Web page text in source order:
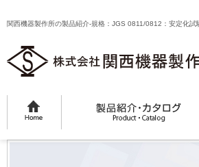
関西機器製作所の製品紹介-規格：JGS 0811/0812：安定化試